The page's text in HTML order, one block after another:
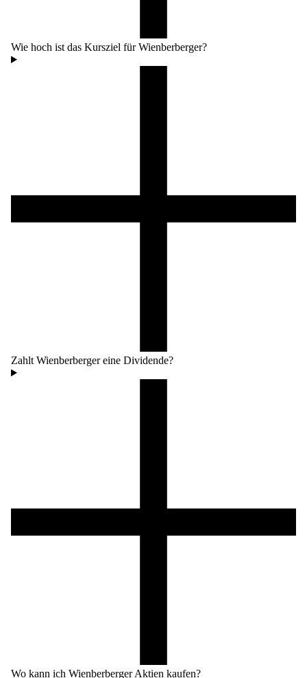
Wie hoch ist das Kursziel für Wienberberger?
Zahlt Wienberberger eine Dividende?
Wo kann ich Wienberberger Aktien kaufen?